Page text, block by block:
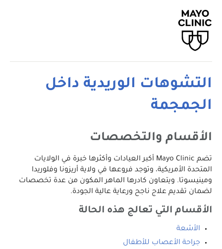
التشوهات الوريدية داخل
الجمجمة
الأقسام والتخصصات
تضم Mayo Clinic أكبر العيادات وأكثرها خبرة في الولايات
المتحدة الأمريكية، وتوجد فروعها في ولاية أريزونا وفلوريدا
ومينيسوتا. ويتعاون كادرها الماهر المكون من عدة تخصصات
لضمان تقديم علاج ناجح ورعاية عالية الجودة.
الأقسام التي تعالج هذه الحالة
الأشعة
جراحة الأعصاب للأطفال